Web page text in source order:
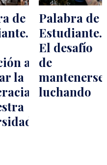
de
a
la
Palabra de
Estudiante.
El desafío
de
mantenerse
luchando